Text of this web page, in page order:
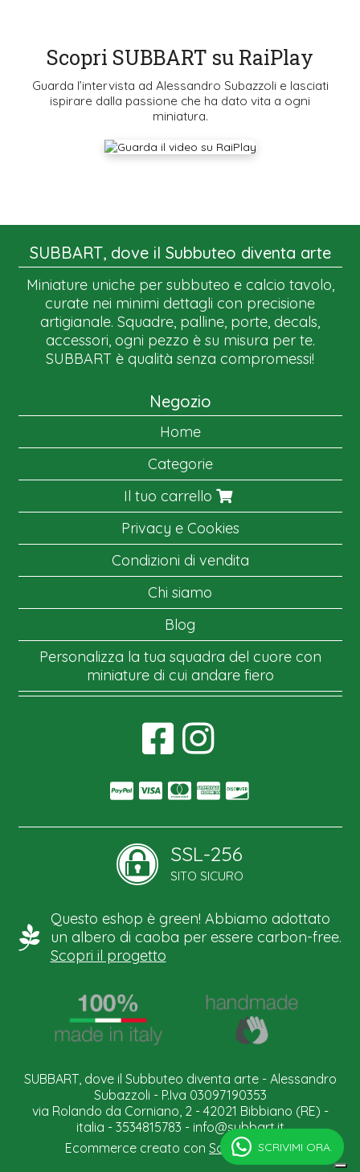
Scopri SUBBART su RaiPlay
Guarda l’intervista ad Alessandro Subazzoli e lasciati
ispirare dalla passione che ha dato vita a ogni
miniatura.
SUBBART, dove il Subbuteo diventa arte
Miniature uniche per subbuteo e calcio tavolo,
curate nei minimi dettagli con precisione
artigianale. Squadre, palline, porte, decals,
accessori, ogni pezzo è su misura per te.
SUBBART è qualità senza compromessi!
Negozio
Home
Categorie
Il tuo carrello
Privacy e Cookies
Condizioni di vendita
Chi siamo
Blog
Personalizza la tua squadra del cuore con
miniature di cui andare fiero
SSL-256
SITO SICURO
Questo eshop è green! Abbiamo adottato
un albero di caoba per essere carbon-free.
Scopri il progetto
SUBBART, dove il Subbuteo diventa arte - Alessandro
Subazzoli - P.Iva 03097190353
via Rolando da Corniano, 2 - 42021 Bibbiano (RE) -
italia - 3534815783 - info@subbart.it
Ecommerce creato con Scontrino.comSCRIVIMI ORA.